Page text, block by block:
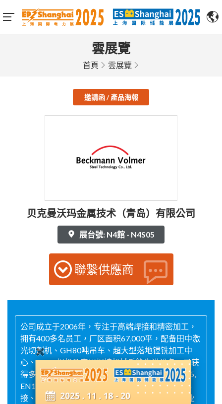
雲展覽
首頁 雲展覽
邀請函 / 產品海報
贝克曼沃玛金属技术（青岛）有限公司
展台號: N4館 - N4S05
聯繫供應商
公司成立于2006年，专注于高端焊接和精密加工，
拥有400多名员工，厂区面积67,000平，配备田中激
光切割机、GH80吨吊车、超大型落地镗铣加工中
心、EWM焊机及安川焊接机械手等先进设备，已获
得多个认证证书（ISO，ASME，CWB，EN15085,
EN1090等），保证从产品的材料切割、组对、焊
接、机加工及表处等工艺技术均处于上游水平，业